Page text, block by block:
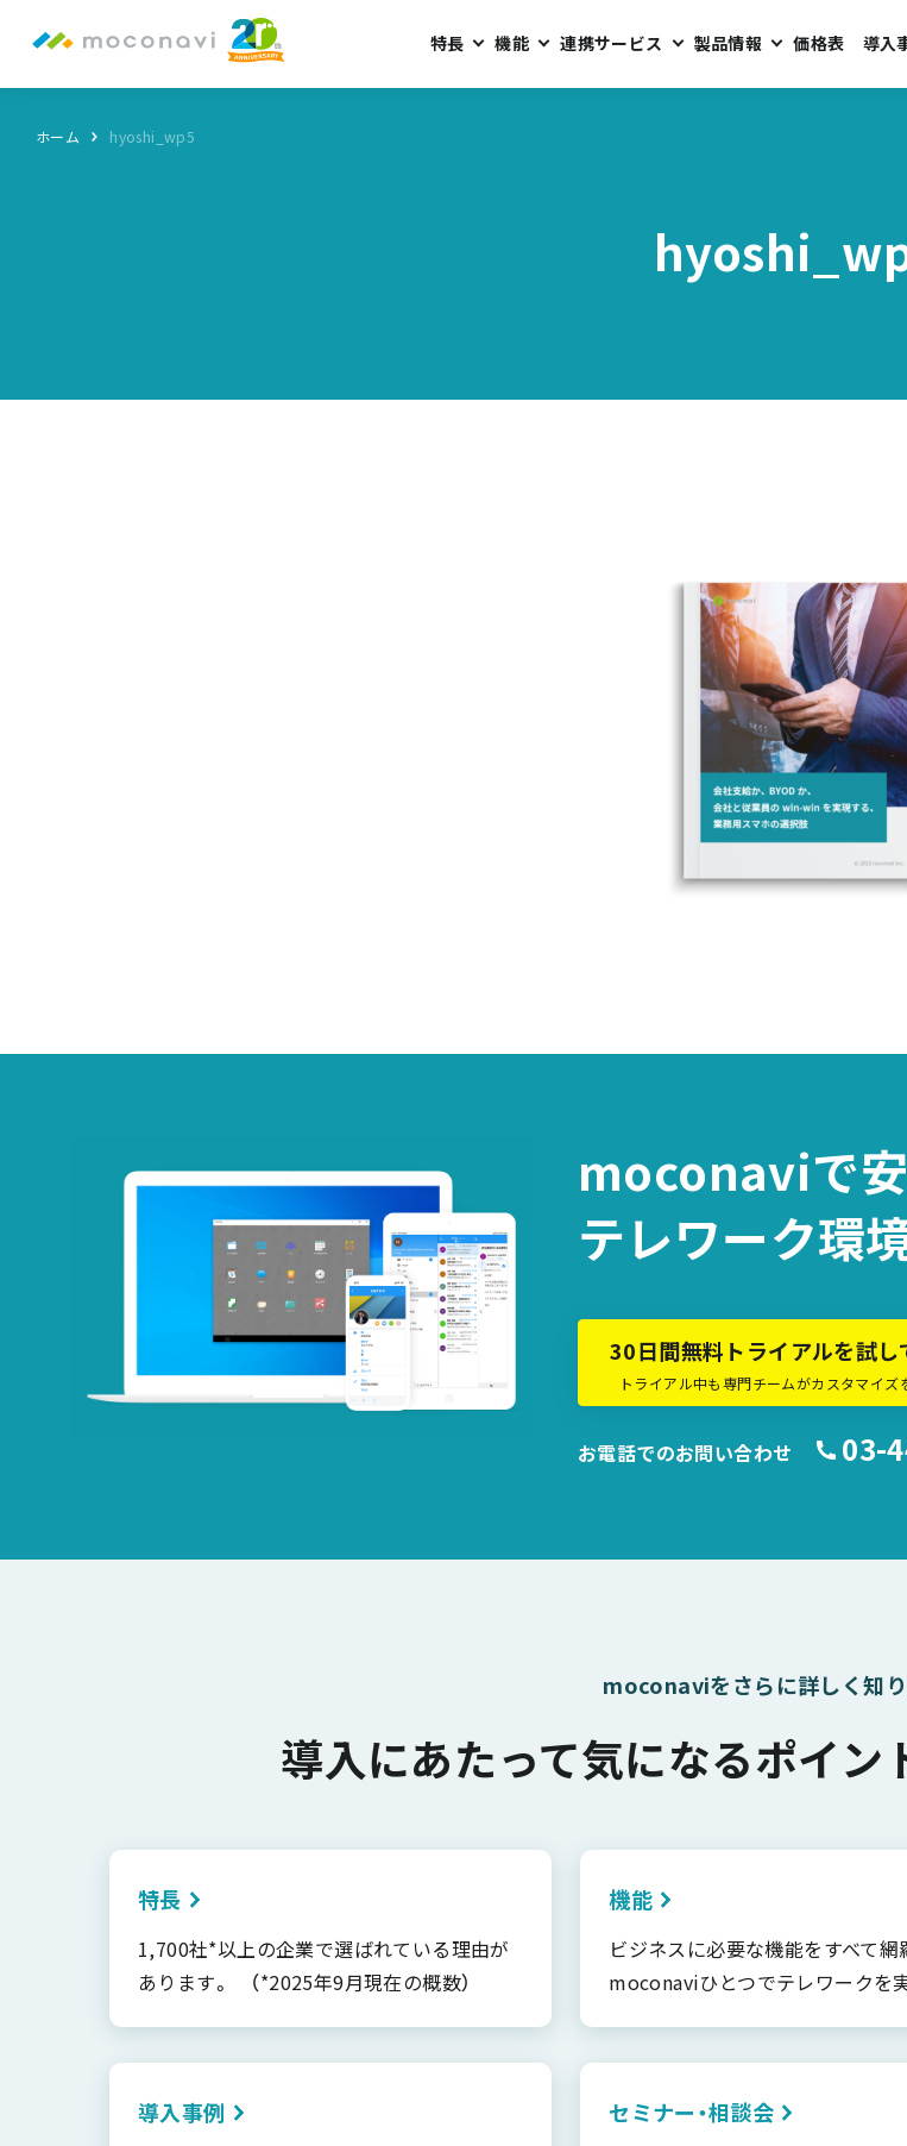
特長 機能 連携サービス 製品情報 価格表 導入
ホーム hyoshi_wp5
moconaviで
テレワーク環
30日間無料トライアルを試し
トライアル中も専門チームがカスタマイズ
お電話でのお問い合わせ 03-
moconaviをさらに詳しく知
導入にあたって気になるポイン
特長
1,700社*以上の企業で選ばれている理由が
あります。 （*2025年9月現在の概数）
機能
ビジネスに必要な機能をすべて網
moconaviひとつでテレワークを
導入事例 セミナー・相談会